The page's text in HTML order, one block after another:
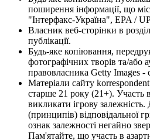
поширення інформації, що
"Інтерфакс-Україна", EPA /
Власник веб-сторінки в
публікації.
Будь-яке копіювання,
фотографічних творів та/або
правовласника Getty Images -
Матеріали сайту
старше 21 року (21+). Участь
викликати ігрову
(принципів) відповідальної
ознак залежності негайно
Пам'ятайте, що участь в